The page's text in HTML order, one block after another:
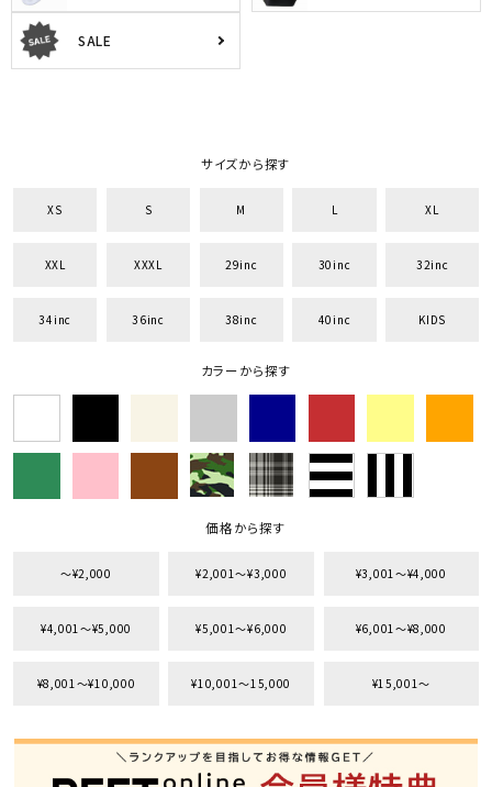
SALE
サイズから探す
XS S M L XL
XXL XXXL 29inc 30inc 32inc
34inc 36inc 38inc 40inc KIDS
カラーから探す
価格から探す
〜¥2,000 ¥2,001〜¥3,000 ¥3,001〜¥4,000
¥4,001〜¥5,000 ¥5,001〜¥6,000 ¥6,001〜¥8,000
¥8,001〜¥10,000 ¥10,001〜15,000 ¥15,001〜